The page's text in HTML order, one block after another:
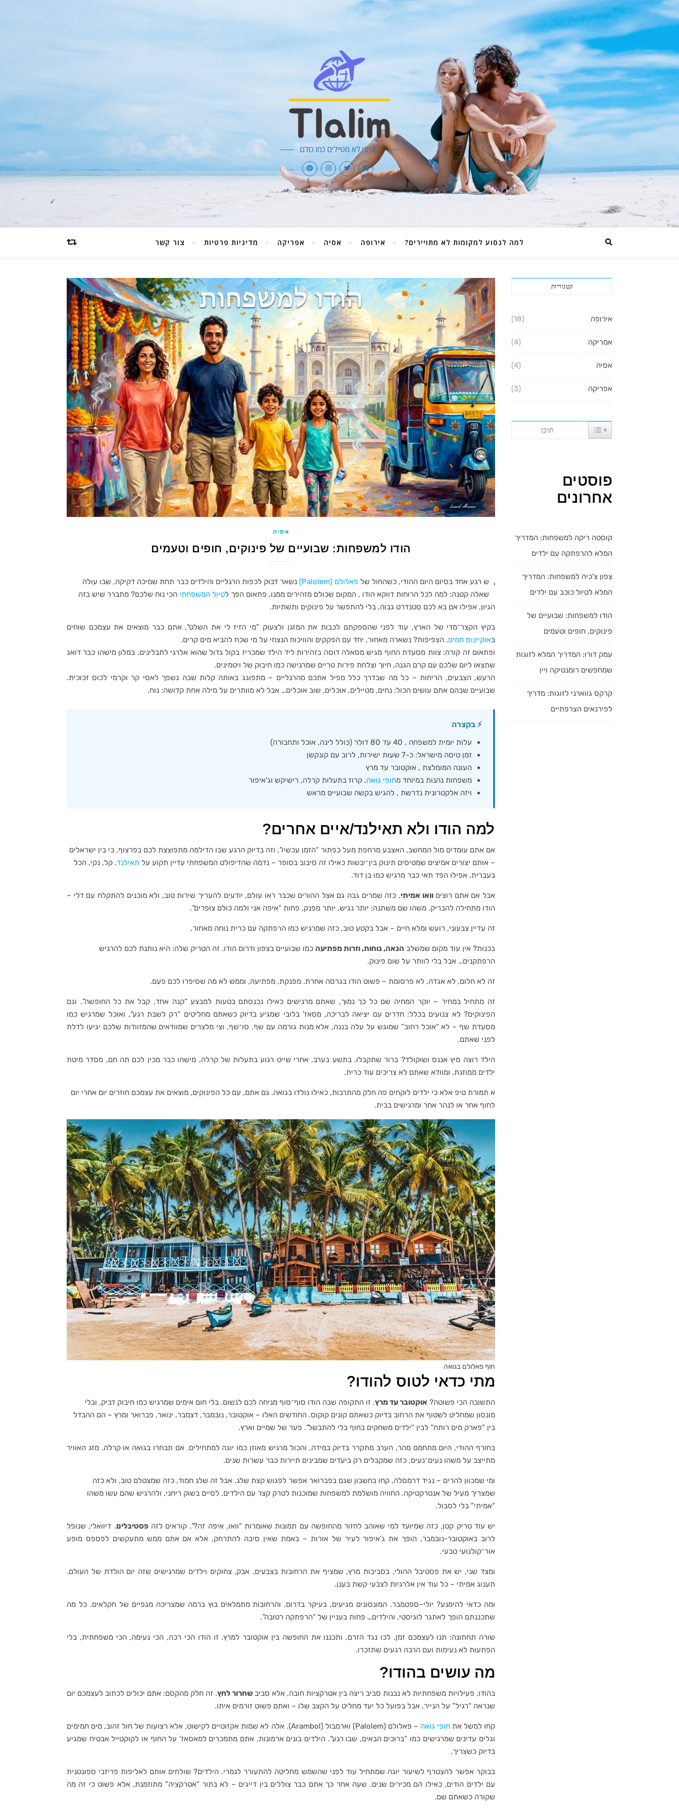
אנחנו לא מטיילים כמו כולם
למה לנסוע למקומות לא מתויירים? אירופה אסיה אפריקה מדיניות פרטיות צור קשר
אסיה
הודו למשפחות: שבועיים של פינוקים, חופים וטעמים
י ש רגע אחד בסיום היום ההודי, כשהחול של פאלולם (Palolem)
נשאר דבוק לכפות הרגליים והילדים כבר תחת שמיכה דקיקה, שבו עולה
שאלה קטנה: למה לכל הרוחות דווקא הודו , המקום שכולם מזהירים ממנו, פתאום הפך לטיול המשפחתי הכי נוח שלכם? מתברר שיש בזה
הגיון, אפילו אם בא לכם סטנדרט גבוה, בלי להתפשר על פינוקים ותשתיות.
בקיץ הקצר־מדי של הארץ, עוד לפני שהספקתם לכבות את המזגן ולצעוק "מי הזיז לי את השלט", אתם כבר מוצאים את עצמכם שוחים
באוקיינוס חמים. הצפיפות? נשארה מאחור, יחד עם הפקקים והוויכוח הנצחי על מי שכח להביא מים קרים.
ופתאום זה קורה: צוות מסעדת החוף מגיש מסאלה דוסה בזהירות ליד הילד שמכריז בקול גדול שהוא אלרגי לתבלינים. במלון מישהו כבר דואג
שתצאו ליום שלכם עם קרם הגנה, חיוך וצלחת פירות טריים שמרגישה כמו חיבוק של ויטמינים.
הרעש, הצבעים, הריחות – כל מה שבדרך כלל מפיל אתכם מהרגליים – מתפוגג באותה קלות שבה נשפך לאסי קר וקרמי לכוס זכוכית.
שבועיים שבהם אתם עושים הכול: נחים, מטיילים, אוכלים, שוב אוכלים… אבל לא מוותרים על מילה אחת קדושה: נוח.
⚡ בקצרה
עלות יומית למשפחה , 40 עד 80 דולר (כולל לינה, אוכל ותחבורה)
זמן טיסה מישראל: כ-7 שעות ישירות, לרוב עם קונקשן
העונה המומלצת , אוקטובר עד מרץ
משפחות נהנות במיוחד מחופי גואה, קרוז בתעלות קרלה, רישיקש וג'איפור
ויזה אלקטרונית נדרשת , להגיש בקשה שבועיים מראש
למה הודו ולא תאילנד/איים אחרים?
אם אתם עומדים מול המחשב, האצבע מרחפת מעל כפתור “הזמן עכשיו”, וזה בדיוק הרגע שבו הדילמה מתפוצצת לכם בפרצוף. כי בין ישראלים
– אותם יצורים אמיצים שמטיסים תינוק בין־יבשות כאילו זה סיבוב בסופר – נדמה שהדיפולט המשפחתי עדיין תקוע על תאילנד. קל, נקי, הכל
בעברית, אפילו הפד תאי כבר מרגיש כמו בן דוד.
אבל אם אתם רוציםוואו אמיתי, כזה שמרים גבה גם אצל ההורים שכבר ראו עולם, יודעים להעריך שירות טוב, ולא מוכנים להתקלח עם דלי –
הודו מתחילה להבריק. משהו שם משתנה: יותר נגיש, יותר מפנק, פחות “איפה אני ולמה כולם צופרים”.
זה עדיין צבעוני, רועש ומלא חיים – אבל בקטע טוב, כזה שמרגיש כמו הרפתקה עם כרית נוחה מאחור.
בכנות? אין עוד מקום שמשלב הנאה, נוחות, וזרות מפתיעה כמו שבועיים בצפון ודרום הודו. זה הטריק שלה: היא נותנת לכם להרגיש
הרפתקנים… אבל בלי לוותר על שום פינוק.
זה לא חלום, לא אגדה, לא פרסומת – פשוט הודו בגרסה אחרת. מפנקת, מפתיעה, וממש לא מה שסיפרו לכם פעם.
זה מתחיל במחיר – יוקר המחיה שם כל כך נמוך, שאתם מרגישים כאילו נכנסתם בטעות למבצע “קנה אחד, קבל את כל החופשה”. וגם
הפינוקים? לא צנועים בכלל: חדרים עם יציאה לבריכה, מסאז' בלובי שמגיע בדיוק כשאתם מחליטים “רק לשבת רגע”, ואוכל שמרגיש כמו
מסעדת שף – לא “אוכל רחוב” שמוגש על עלה בננה, אלא מנות גורמה עם שף, סו־שף, וצי מלצרים שמוודאים שהמזוודות שלכם יגיעו לדלת
לפני שאתם.
הילד רוצה מיץ אננס ושוקולד? ברור שתקבלו. בתשע בערב, אחרי שייט רגוע בתעלות של קרלה, מישהו כבר מכין לכם תה חם, מסדר מיטת
ילדים ממוזגת, ומוודא שאתם לא צריכים עוד כרית.
א תמורת טיפ אלא כי ילדים לוקחים פה חלק מהתרבות, כאילו נולדו בגואה. גם אתם, עם כל הפינוקים, מוצאים את עצמכם חוזרים יום אחרי יום
לחוף אחר או לנהר אחר ומרגישים בבית.
חוף פאלולם בגואה
מתי כדאי לטוס להודו?
התשובה הכי פשוטה? אוקטובר עד מרץ. זו התקופה שבה הודו סוף־סוף מניחה לכם לנשום. בלי חום אימים שמרגיש כמו חיבוק דביק, ובלי
מונסון שמחליט לשטוף את הרחוב בדיוק כשאתם קונים קוקוס. החודשים האלו – אוקטובר, נובמבר, דצמבר, ינואר, פברואר ומרץ – הם ההבדל
בין “פארק מים רותח” לבין “ילדים משחקים בחוף בלי להתבשל”. פער של שמיים וארץ.
בחורף ההודי, היום מתחמם מהר, הערב מתקרר בדיוק במידה, והכול מרגיש מאוזן כמו יוגה למתחילים. אם תבחרו בגואה או קרלה, מזג האוויר
מתייצב על משהו נעים־נעים, כזה שמקבלים רק ביעדים שמבינים תיירות כבר עשרות שנים.
ומי שמכוון להרים – נגיד דרמסלה, קחו בחשבון שגם בפברואר אפשר לפגוש קצת שלג. אבל זה שלג חמוד, כזה שמצטלם טוב, ולא כזה
שמצריך מעיל של אנטרקטיקה. החוויה מושלמת למשפחות שמוכנות לטרק קצר עם הילדים, לסיים בשוק ריחני, ולהרגיש שהם עשו משהו
“אמיתי” בלי לסבול.
יש עוד טריק קטן, כזה שמיועד למי שאוהב לחזור מהחופשה עם תמונות שאומרות “וואו, איפה זה?”. קוראים לזהפסטיבלים. דיוואלי, שנופל
לרוב באוקטובר-נובמבר, הופך את ג’איפור לעיר של אורות – באמת שאין סיבה להתרחק, אלא אם אתם ממש מתעקשים לפספס מופע
אור־קולנועי טבעי.
ומצד שני, יש את פסטיבל ההולי, בסביבות מרץ, שמציף את הרחובות בצבעים, אבק, צחוקים וילדים שמרגישים שזה יום הולדת של העולם.
תענוג אמיתי – כל עוד אין אלרגיות לצבעי קשת בענן.
ומה כדאי להימנע? יולי–ספטמבר. המונסונים מגיעים, בעיקר בדרום, והרחובות מתמלאים בוץ ברמה שמצריכה מגפיים של חקלאים. כל מה
שתכננתם הופך לאתגר לוגיסטי, והילדים… פחות בעניין של “הרפתקה רטובה”.
שורה תחתונה: תנו לעצמכם זמן, לכו נגד הזרם, ותכננו את החופשה בין אוקטובר למרץ. זו הודו הכי רכה, הכי נעימה, הכי משפחתית, בלי
הפתעות לא נעימות ועם הרבה רגעים שתזכרו.
מה עושים בהודו?
בהודו, פעילויות משפחתיות לא נבנות סביב ריצה בין אטרקציות חובה, אלא סביב שחרור לחץ. זה חלק מהקסם: אתם יכולים לכתוב לעצמכם יום
שנראה “רגיל” על הנייר, אבל בפועל כל יעד מחליט על הקצב שלו – ואתם פשוט זורמים איתו.
קחו למשל אתחופי גואה
– פאלולם (Palolem) וארמבול (Arambol). אלה לא שמות אקזוטיים לקישוט, אלא רצועות של חול זהוב, מים חמימים
וגלים עדינים שמרגישים כמו “ברוכים הבאים, שבו רגע”. הילדים בונים ארמונות, אתם מתמכרים למאסאז' על החוף או לקוקטייל אבטיח שמגיע
בדיוק כשצריך.
בבוקר אפשר להצטרף לשיעור יוגה שמתחיל עוד לפני שהשמש מחליטה להתעורר לגמרי. הילדים? שולחים אותם לאליפות פריזבי ספונטנית
עם ילדים הודים, כאילו הם מכירים שנים. שעה אחר כך אתם כבר צוללים בין דייגים – לא בתור “אטרקציה” מתוזמנת, אלא פשוט כי זה מה
שקורה כשאתם שם.
קטגוריות
אירופה (18)
אמריקה (4)
אסיה (4)
אפריקה (3)
תוכן TOGGLE TABLE OF
פוסטים
אחרונים
קוסטה ריקה למשפחות: המדריך
המלא להרפתקה עם ילדים
צפון צ'כיה למשפחות: המדריך
המלא לטיול כוכב עם ילדים
הודו למשפחות: שבועיים של
פינוקים, חופים וטעמים
עמק דורו: המדריך המלא לזוגות
שמחפשים רומנטיקה ויין
קרקס גווארני לזוגות: מדריך
לפירנאים הצרפתיים